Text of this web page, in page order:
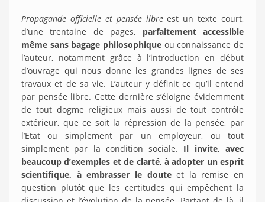
Propagande officielle et pensée libreest un texte court,
d’une trentaine de pages, parfaitement accessible
même sans bagage philosophique ou connaissance de
l’auteur, notamment grâce à l’introduction en début
d’ouvrage qui nous donne les grandes lignes de ses
travaux et de sa vie. L’auteur y définit ce qu’il entend
par pensée libre. Cette dernière s’éloigne évidemment
de tout dogme religieux mais aussi de tout contrôle
extérieur, que ce soit la répression de la pensée, par
l’Etat ou simplement par un employeur, ou tout
simplement par la condition sociale. Il invite, avec
beaucoup d’exemples et de clarté, à adopter un esprit
scientifique, à embrasser le douteet la remise en
question plutôt que les certitudes qui empêchent la